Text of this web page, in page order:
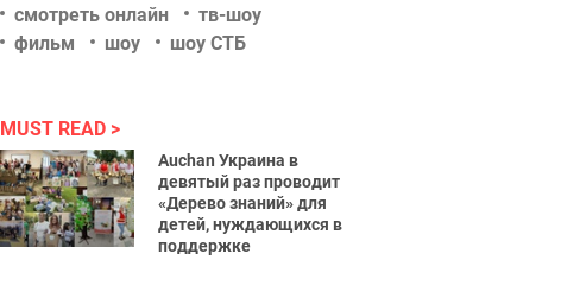
смотреть онлайн
тв-шоу
фильм
шоу шоу СТБ
MUST READ
Auchan Украина в
девятый раз проводит
«Дерево знаний» для
детей, нуждающихся в
поддержке